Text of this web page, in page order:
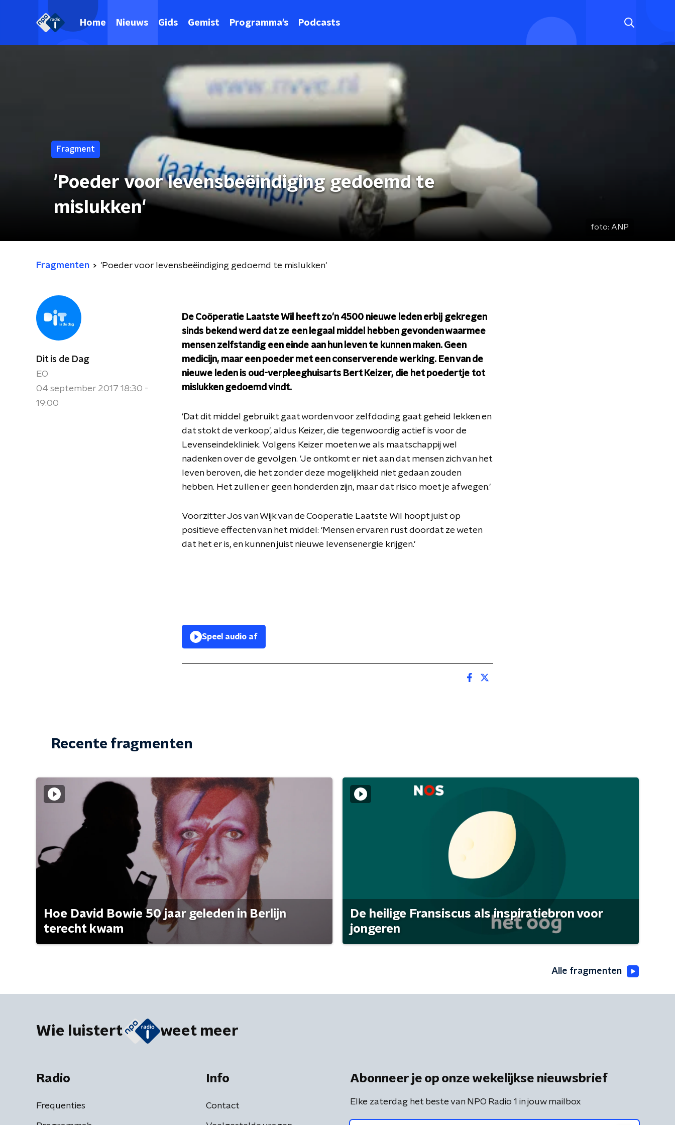
Home Nieuws Gids Gemist Programma's Podcasts
Fragment
'Poeder voor levensbeëindiging gedoemd te
mislukken'
foto: ANP
Fragmenten 'Poeder voor levensbeëindiging gedoemd te mislukken'
Dit is de Dag
EO
04 september 2017 18:30 -
19:00
De Coöperatie Laatste Wil heeft zo'n 4500 nieuwe leden erbij gekregen
sinds bekend werd dat ze een legaal middel hebben gevonden waarmee
mensen zelfstandig een einde aan hun leven te kunnen maken. Geen
medicijn, maar een poeder met een conserverende werking. Een van de
nieuwe leden is oud-verpleeghuisarts Bert Keizer, die het poedertje tot
mislukken gedoemd vindt.
'Dat dit middel gebruikt gaat worden voor zelfdoding gaat geheid lekken en
dat stokt de verkoop', aldus Keizer, die tegenwoordig actief is voor de
Levenseindekliniek. Volgens Keizer moeten we als maatschappij wel
nadenken over de gevolgen. 'Je ontkomt er niet aan dat mensen zich van het
leven beroven, die het zonder deze mogelijkheid niet gedaan zouden
hebben. Het zullen er geen honderden zijn, maar dat risico moet je afwegen.'
Voorzitter Jos van Wijk van de Coöperatie Laatste Wil hoopt juist op
positieve effecten van het middel: 'Mensen ervaren rust doordat ze weten
dat het er is, en kunnen juist nieuwe levensenergie krijgen.'
Speel audio af
Recente fragmenten
Hoe David Bowie 50 jaar geleden in Berlijn
terecht kwam
De heilige Fransiscus als inspiratiebron voor
jongeren
Alle fragmenten
Wie luistert weet meer
Radio
Frequenties
Info
Contact
Abonneer je op onze wekelijkse nieuwsbrief
Elke zaterdag het beste van NPO Radio 1 in jouw mailbox